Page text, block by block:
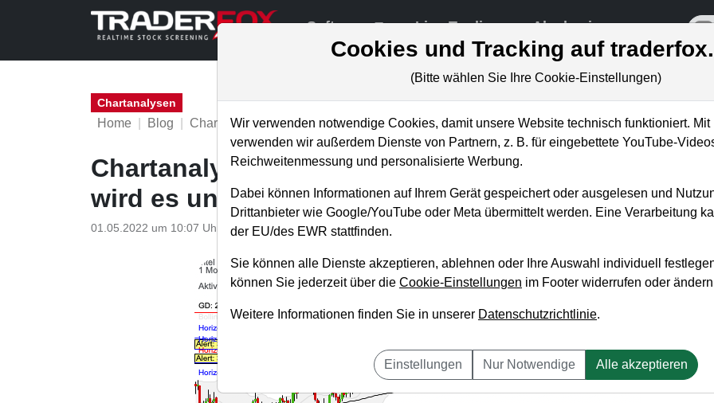
Software Live-Trading Akademie
Chartanalysen
Home Blog Chartanalysen
Chartanalyse Intel: wenn diese Unterstützung fällt,
wird es ungemütlich!
01.05.2022 um 10:07 Uhr P. Uhlschmied
Cookies und Tracking auf
(Bitte wählen Sie Ihre Cookie-Einstellungen)
Wir verwenden notwendige Cookies, damit unsere Website technisch funktioniert.
verwenden wir außerdem Dienste von Partnern, z. B. für eingebettete YouTube-
Reichweitenmessung und personalisierte Werbung.
Dabei können Informationen auf Ihrem Gerät gespeichert oder ausgelesen und
Drittanbieter wie Google/YouTube oder Meta übermittelt werden. Eine Verarbeitung
der EU/des EWR stattfinden.
Sie können alle Dienste akzeptieren, ablehnen oder Ihre Auswahl individuell
können Sie jederzeit über die Cookie-Einstellungen im Footer widerrufen oder
Weitere Informationen finden Sie in unserer Datenschutzrichtlinie.
Einstellungen Nur Notwendige Alle akzeptieren